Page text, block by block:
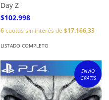
Day Z
$102.998
6cuotas sin interés de $17.166,33
LISTADO COMPLETO
ENVÍO
GRATIS